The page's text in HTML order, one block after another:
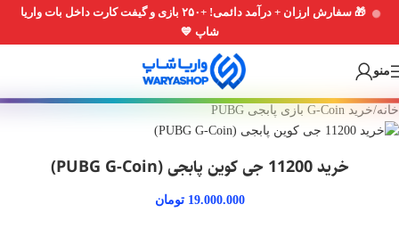
Skip
Skip
content
🎁 سفارش ارزان + درآمد دائمی! +۲۵۰ بازی و گیفت کارت داخل بات واریا
شاپ 💙
منو
خانه/خرید G-Coin بازی پابجی PUBG
خرید 11200 جی کوین پابجی (PUBG G-Coin)
19.000.000 تومان